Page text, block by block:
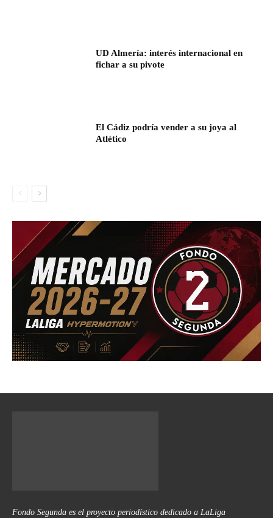
UD Almería: interés internacional en
fichar a su pivote
El Cádiz podría vender a su joya al
Atlético
Fondo Segunda es el proyecto periodístico dedicado a LaLiga